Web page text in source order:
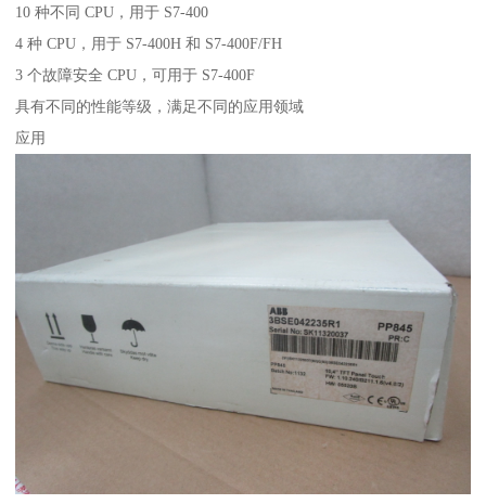
10 种不同 CPU，用于 S7-400
4 种 CPU，用于 S7-400H 和 S7-400F/FH
3 个故障安全 CPU，可用于 S7-400F
具有不同的性能等级，满足不同的应用领域
应用